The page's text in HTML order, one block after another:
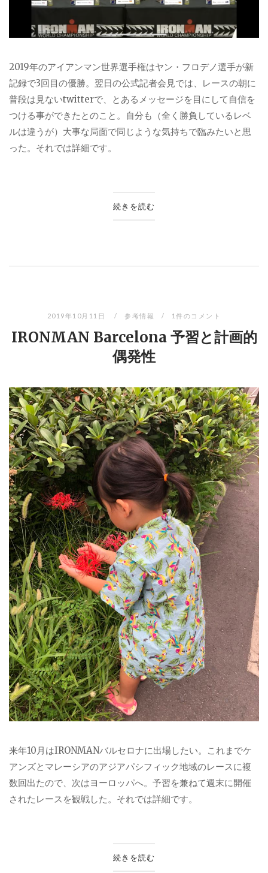
2019年のアイアンマン世界選手権はヤン・フロデノ選手が新
記録で3回目の優勝。翌日の公式記者会見では、レースの朝に
普段は見ないtwitterで、とあるメッセージを目にして自信を
つける事ができたとのこと。自分も（全く勝負しているレベ
ルは違うが）大事な局面で同じような気持ちで臨みたいと思
った。それでは詳細です。
続きを読む
2019年10月11日 参考情報 1件のコメント
IRONMAN Barcelona 予習と計画的
偶発性
来年10月はIRONMANバルセロナに出場したい。これまでケ
アンズとマレーシアのアジアパシフィック地域のレースに複
数回出たので、次はヨーロッパへ。予習を兼ねて週末に開催
されたレースを観戦した。それでは詳細です。
続きを読む